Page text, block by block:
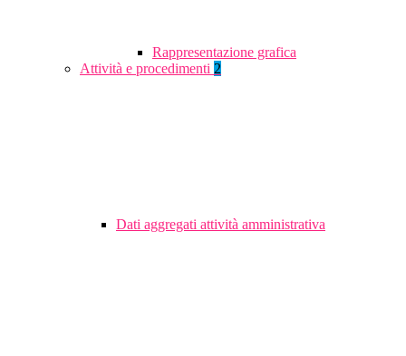
Rappresentazione grafica
Attività e procedimenti 2
Dati aggregati attività amministrativa